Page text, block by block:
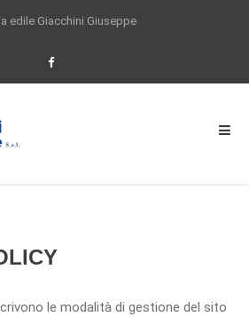
su ACCETTO
dei cookie impiegati
saperne di piu, o se
edile Giacchini Giuseppe
le modalità di gestione del sito